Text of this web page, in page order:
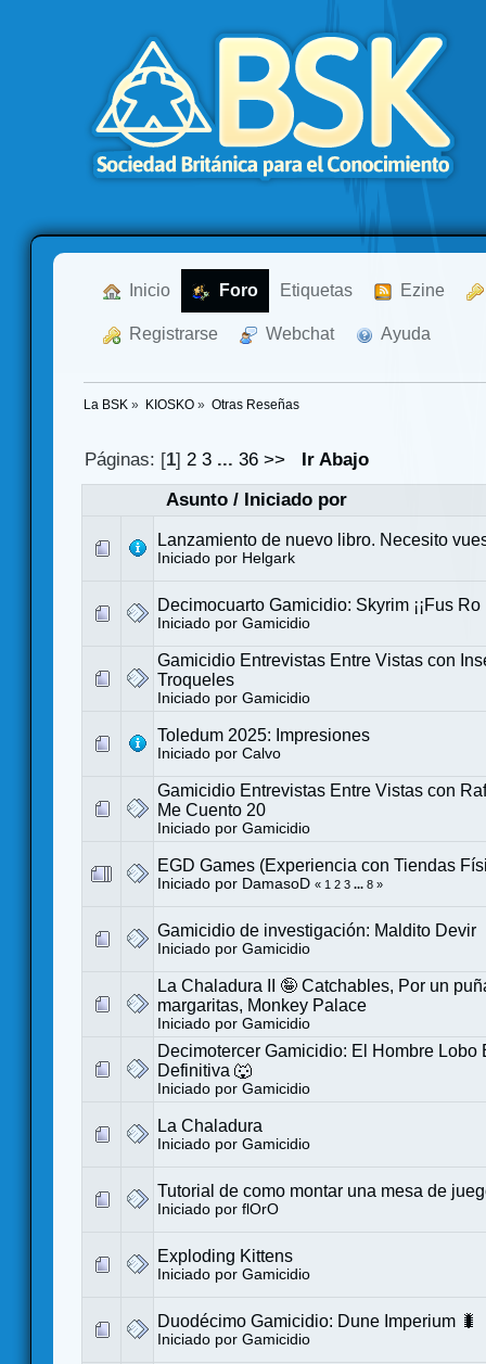
Inicio Foro Etiquetas Ezine
Registrarse Webchat Ayuda
La BSK » KIOSKO» Otras Reseñas
Páginas: [1]2 3 ...36 >>
Ir Abajo
Asunto/ Iniciado por
Lanzamiento de nuevo libro. Necesito
Iniciado por Helgark
Decimocuarto Gamicidio: Skyrim ¡¡Fus Ro
Iniciado por Gamicidio
Gamicidio Entrevistas Entre Vistas con
Troqueles
Iniciado por Gamicidio
Toledum 2025: Impresiones
Iniciado por Calvo
Gamicidio Entrevistas Entre Vistas con
Me Cuento 20
Iniciado por Gamicidio
EGD Games (Experiencia con Tiendas
Iniciado por DamasoD « 1 2 3 ... 8 »
Gamicidio de investigación: Maldito Devir
Iniciado por Gamicidio
La Chaladura II 🤪 Catchables, Por un
margaritas, Monkey Palace
Iniciado por Gamicidio
Decimotercer Gamicidio: El Hombre Lobo
Definitiva 🐺
Iniciado por Gamicidio
La Chaladura
Iniciado por Gamicidio
Tutorial de como montar una mesa de
Iniciado por flOrO
Exploding Kittens
Iniciado por Gamicidio
Duodécimo Gamicidio: Dune Imperium 🐛
Iniciado por Gamicidio